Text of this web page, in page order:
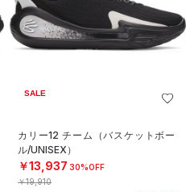
SALE
カリー12 チーム（バスケットボー
ル/UNISEX）
￥13,937 30%OFF
￥19,910